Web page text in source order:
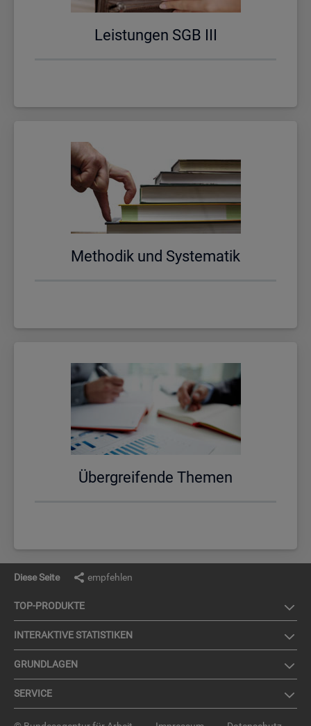
Leis­tun­gen SGB III
Me­tho­dik und Sys­te­ma­tik
Über­grei­fen­de The­men
Diese Seite empfehlen
TOP-PRO­DUK­TE
IN­TER­AK­TI­VE STA­TIS­TI­KEN
GRUND­LA­GEN
SER­VICE